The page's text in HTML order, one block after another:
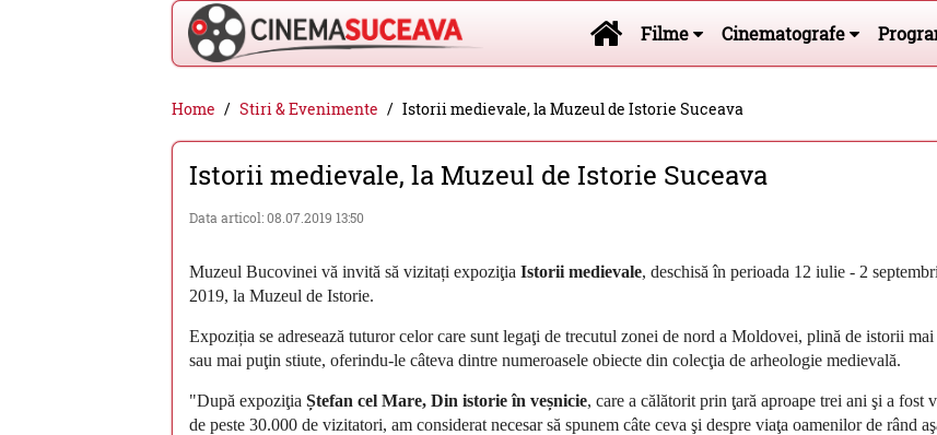
Cinema
Suceava
-
filme
stiri
si
evenimente
din
Suceava
Filme Cinematografe
Home Stiri & Evenimente Istorii medievale, la Muzeul de Istorie Suceava
Istorii medievale, la Muzeul de Istorie Suceava
Data articol: 08.07.2019 13:50
Muzeul Bucovinei vă invită să vizitați expoziţia Istorii medievale, deschisă în perioada 12 iulie - 2
2019, la Muzeul de Istorie.
Expoziția se adresează tuturor celor care sunt legaţi de trecutul zonei de nord a Moldovei, plină de istorii
sau mai puţin stiute, oferindu-le câteva dintre numeroasele obiecte din colecţia de arheologie medievală.
"După expoziţia Ștefan cel Mare, Din istorie în veșnicie, care a călătorit prin ţară aproape trei ani şi a fost
de peste 30.000 de vizitatori, am considerat necesar să spunem câte ceva şi despre viaţa oamenilor de rând